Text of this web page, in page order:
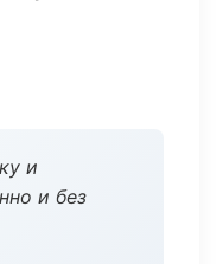
и
и без